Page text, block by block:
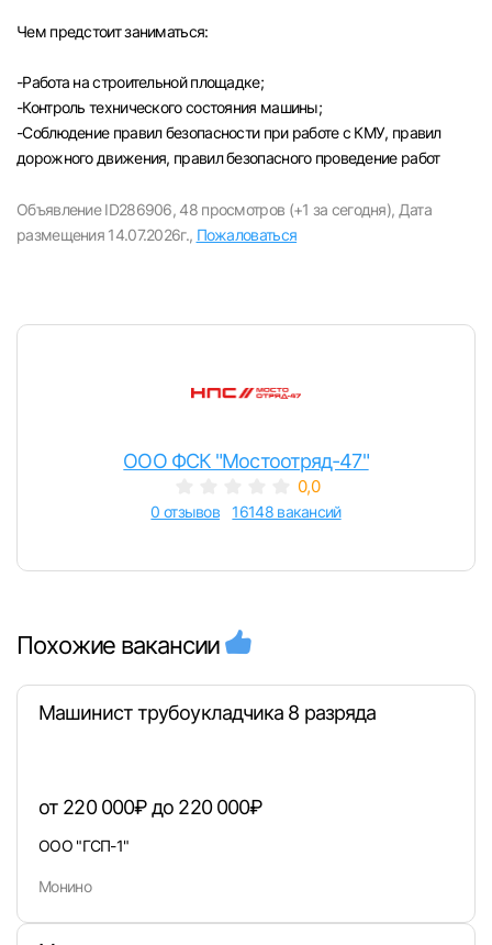
Чем предстоит заниматься:
-Paбота на строительной площадке;
-Контроль технического состояния машины;
-Соблюдение правил безопасности при работе с КМУ, правил
дорожного движения, правил безопасного проведение работ
Объявление ID286906, 48 просмотров (+1 за сегодня), Дата
размещения 14.07.2026г., Пожаловаться
ООО ФСК "Мостоотряд-47"
0,0
0 отзывов 16148 вакансий
Похожие вакансии
Машинист трубоукладчика 8 разряда
от 220 000₽ до 220 000₽
ООО "ГСП-1"
Монино